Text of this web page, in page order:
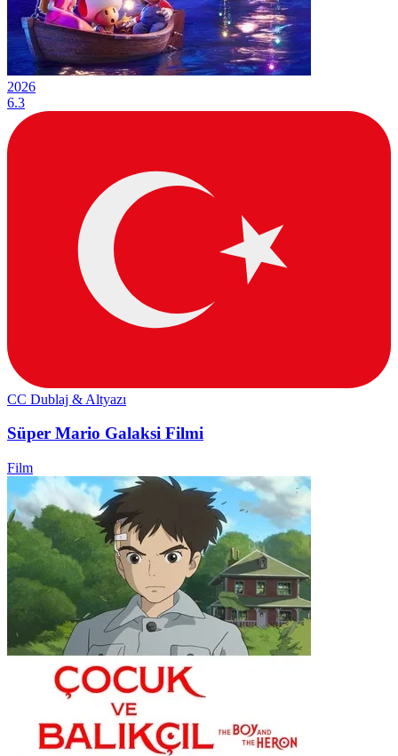
2026
6.3
CC Dublaj & Altyazı
Süper Mario Galaksi Filmi
Film